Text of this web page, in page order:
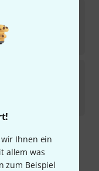
Ihnen ein
allem was
zum Beispiel
Trombone
Trombone L
€